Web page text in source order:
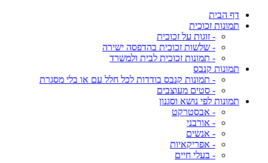
דף הבית
תמונות זכוכית
- זוגות על זכוכית
- שלשות זכוכית בהדפסה ישירה
- תמונות זכוכית לבית ולמשרד
תמונות קנבס
- תמונות קנבס בודדות לכל חלל עם או בלי מסגרת
- סטים מעוצבים
תמונות לפי נושא וסגנון
- אבסטרקט
- אורבני
- אנשים
- אפריקאיות
- בעלי חיים